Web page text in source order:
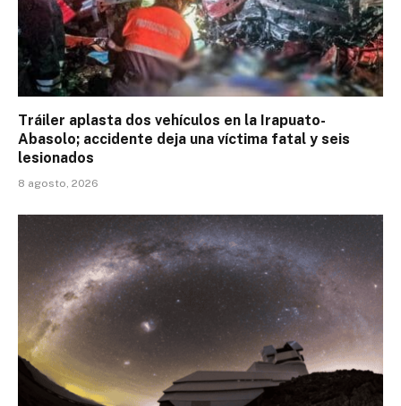
Tráiler aplasta dos vehículos en la Irapuato-
Abasolo; accidente deja una víctima fatal y seis
lesionados
8 agosto, 2026